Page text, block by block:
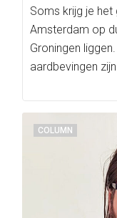
Soms krijg je het
Amsterdam op
Groningen
aardbevingen
COLUMN